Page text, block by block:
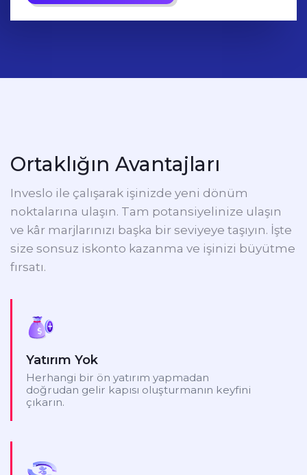
Ortaklığın Avantajları
Inveslo ile çalışarak işinizde yeni dönüm
noktalarına ulaşın. Tam potansiyelinize ulaşın
ve kâr marjlarınızı başka bir seviyeye taşıyın. İşte
size sonsuz iskonto kazanma ve işinizi büyütme
fırsatı.
Yatırım Yok
Herhangi bir ön yatırım yapmadan
doğrudan gelir kapısı oluşturmanın keyfini
çıkarın.